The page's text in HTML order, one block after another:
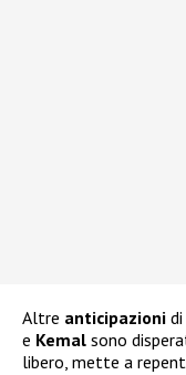
Altre anticipazioni di
e Kemal sono
libero, mette a